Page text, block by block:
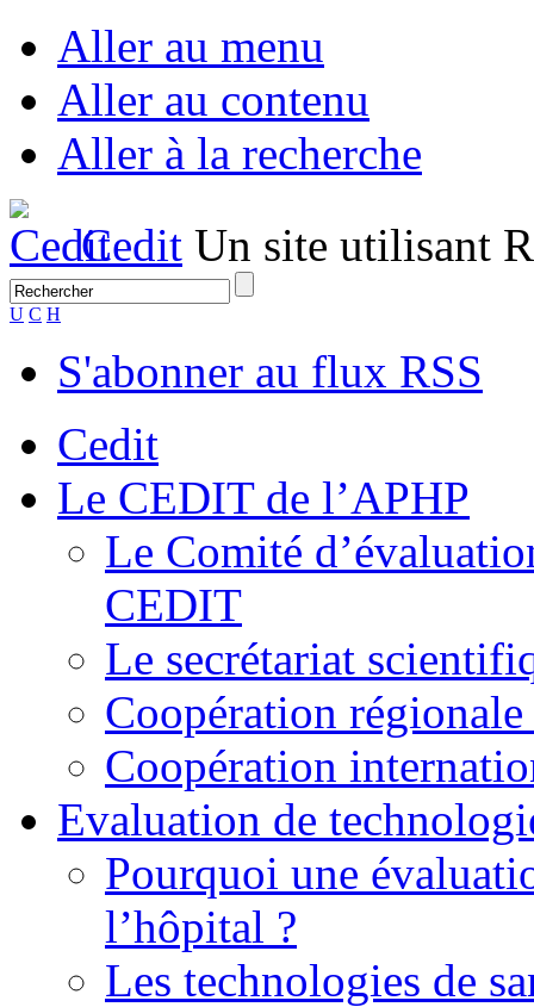
Aller au menu
Aller au contenu
Aller à la recherche
Cedit Un site utilisant
U C H
S'abonner au flux RSS
Cedit
Le CEDIT de l’APHP
Le Comité
CEDIT
Le secrétariat
Coopération
Coopération
Evaluation de
Pourquoi une
l’hôpital ?
Les technologies de